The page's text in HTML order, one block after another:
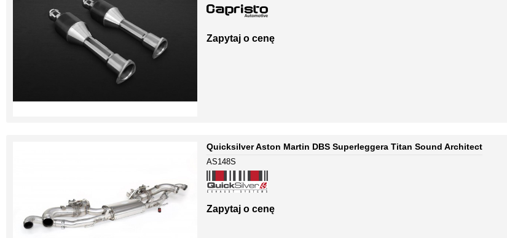
Zapytaj o cenę
Quicksilver Aston Martin DBS Superleggera Titan Sound Architect
AS148S
Zapytaj o cenę